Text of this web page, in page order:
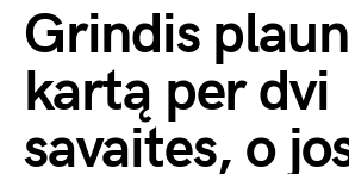
Grindis
kartą per dvi
savaites, o